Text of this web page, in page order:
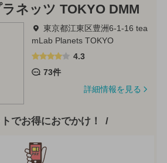
ネッツ TOKYO DMM
東京都江東区豊洲6-1-16 tea
mLab Planets TOKYO
4.3
73件
詳細情報を見る
でお得におでかけ！